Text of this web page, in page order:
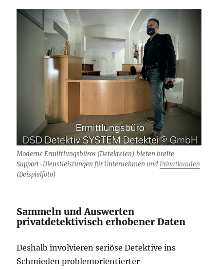
Moderne Ermittlungsbüros (Detekteien) bieten breite
Support-Dienstleistungen für Unternehmen undPrivatkunden
(Beispielfoto)
Sammeln und Auswerten
privatdetektivisch erhobener Daten
Deshalb involvieren seriöse Detektive ins
Schmieden problemorientierter